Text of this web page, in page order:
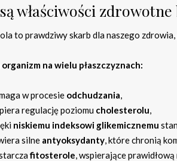
właściwości zdrowotne
to prawdziwy skarb dla naszego zdrowia,
na wielu płaszczyznach:
w procesie odchudzania,
regulację poziomu cholesterolu,
niskiemu indeksowi glikemicznemu
silne antyoksydanty, które chronią
fitosterole, wspierające